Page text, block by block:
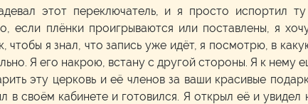
этот переключатель, и я просто испортил
если плёнки проигрываются или поставлены, я
чтобы я знал, что запись уже идёт, я посмотрю, в
Я его накрою, встану с другой стороны. Я к нему
эту церковь и её членов за ваши красивые
своём кабинете и готовился. Я открыл её и увидел